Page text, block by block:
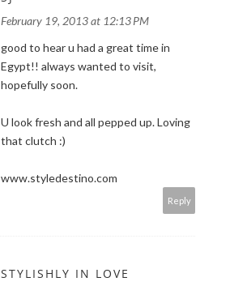
February 19, 2013 at 12:13 PM
good to hear u had a great time in
Egypt!! always wanted to visit,
hopefully soon.
U look fresh and all pepped up. Loving
that clutch :)
www.styledestino.com
Reply
STYLISHLY IN LOVE